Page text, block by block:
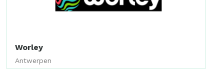
Worley
Antwerpen